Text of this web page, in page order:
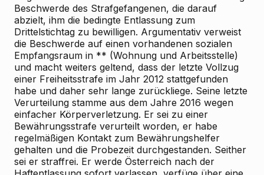
Beschwerde des Strafgefangenen, die darauf
abzielt, ihm die bedingte Entlassung zum
Drittelstichtag zu bewilligen. Argumentativ verweist
die Beschwerde auf einen vorhandenen sozialen
Empfangsraum in ** (Wohnung und Arbeitsstelle)
und macht weiters geltend, dass der letzte Vollzug
einer Freiheitsstrafe im Jahr 2012 stattgefunden
habe und daher sehr lange zurückliege. Seine letzte
Verurteilung stamme aus dem Jahre 2016 wegen
einfacher Körperverletzung. Er sei zu einer
Bewährungsstrafe verurteilt worden, er habe
regelmäßigen Kontakt zum Bewährungshelfer
gehalten und die Probezeit durchgestanden. Seither
sei er straffrei. Er werde Österreich nach der